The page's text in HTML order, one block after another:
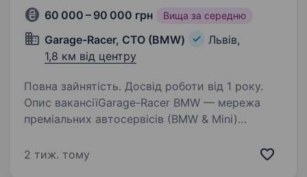
60 000 – 90 000 грн Вища за середню
Garage-Racer, СТО (BMW)
Львів,
1,8 км від центру
Повна зайнятість. Досвід роботи від 1 року.
Опис вакансіїGarage-Racer BMW — мережа
преміальних автосервісів (BMW & Mini)
найкращий сервіс у сфері обслуговування
2 тиж. тому